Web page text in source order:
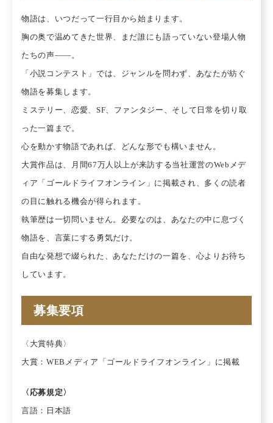
物語は、いつだって一行目から始まります。
胸の奥で温めてきた世界、まだ誰にも語っていない登場人物
たちの声――。
「小説コンテスト」では、ジャンルを問わず、あなたが紡ぐ
物語を募集します。
ミステリー、恋愛、SF、ファンタジー、そして日常を切り取
った一篇まで。
心を動かす物語であれば、どんな形でも構いません。
大賞作品は、月間67万人以上が来訪する当社運営のWebメデ
ィア「ゴールドライフオンライン」に掲載され、多くの読者
の目に触れる機会が得られます。
執筆歴は一切問いません。必要なのは、あなたの中に息づく
物語を、言葉にする勇気だけ。
自由な発想で綴られた、あなただけの一篇を、心よりお待ち
しています。
募集要項
〈大賞特典〉
大賞：WEBメディア「ゴールドライフオンライン」に掲載
〈応募規定〉
言語：日本語